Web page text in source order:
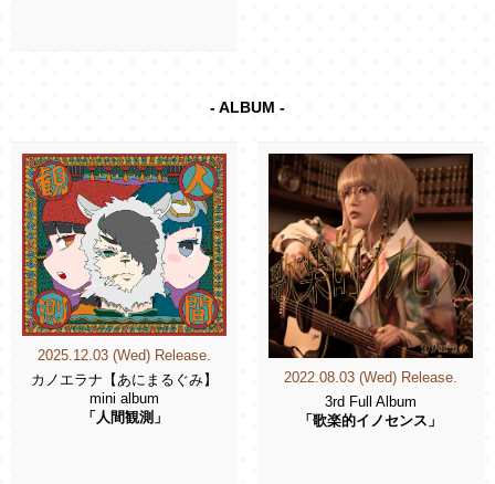
- ALBUM -
2025.12.03 (Wed) Release.
カノエラナ【あにまるぐみ】
mini album
「人間観測」
2022.08.03 (Wed) Release.
3rd Full Album
「歌楽的イノセンス」